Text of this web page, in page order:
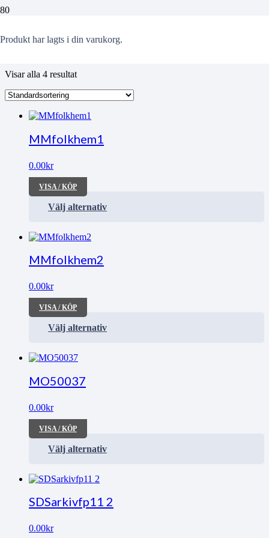
Produkt har lagts i din varukorg.
Familjer
Visar alla 4 resultat
MMfolkhem1
0.00kr
VISA / KÖP
Välj alternativ
MMfolkhem2
0.00kr
VISA / KÖP
Välj alternativ
MO50037
0.00kr
VISA / KÖP
Välj alternativ
SDSarkivfp11 2
0.00kr